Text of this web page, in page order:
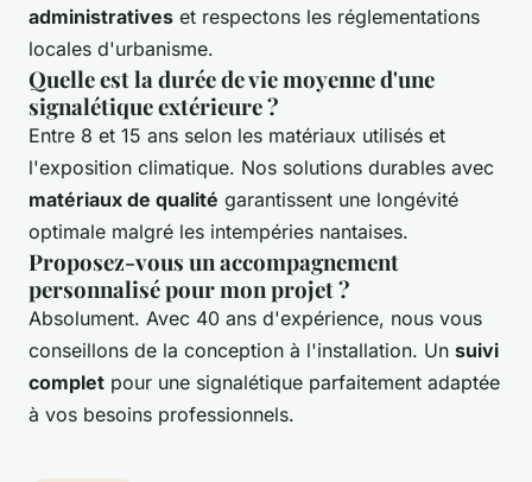
administratives et respectons les réglementations
locales d'urbanisme.
Quelle est la durée de vie moyenne d'une
signalétique extérieure ?
Entre 8 et 15 ans selon les matériaux utilisés et
l'exposition climatique. Nos solutions durables avec
matériaux de qualité garantissent une longévité
optimale malgré les intempéries nantaises.
Proposez-vous un accompagnement
personnalisé pour mon projet ?
Absolument. Avec 40 ans d'expérience, nous vous
conseillons de la conception à l'installation. Un suivi
complet pour une signalétique parfaitement adaptée
à vos besoins professionnels.